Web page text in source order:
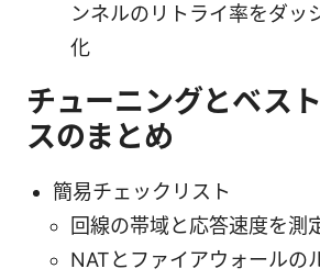
ンネルのリトライ率をダッ
化
チューニングとベス
スのまとめ
簡易チェックリスト
回線の帯域と応答速度を測
NATとファイアウォールの